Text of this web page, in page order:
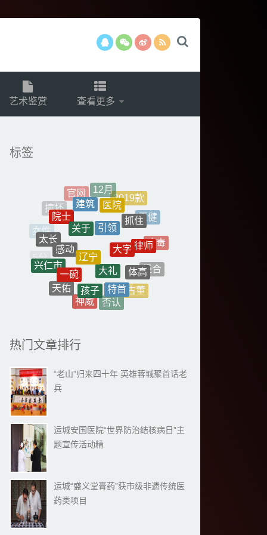
艺术鉴赏 查看更多
标签
辽宁
大礼
大字
引领
关于
感动
一碗
孩子
特首
体高
抓住
医院
建筑
院士
太长
兴仁市
天佑
神威
否认
古董
经合
病毒
王健
5分
抛救
赛前
伊朗
时代
经销商
热门文章排行
“老山”归来四十年 英雄蓉城聚首话老
兵
运城安国医院“世界防治结核病日”主
题宣传活动精
运城“盛义堂膏药”获市级非遗传统医
药类项目